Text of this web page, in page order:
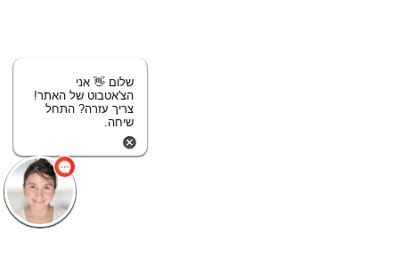
שלום 👋 אני
הצ'אטבוט של האתר!
צריך עזרה? התחל
שיחה.